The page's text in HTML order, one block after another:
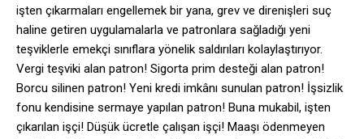
işten çıkarmaları engellemek bir yana, grev ve direnişleri suç
haline getiren uygulamalarla ve patronlara sağladığı yeni
teşviklerle emekçi sınıflara yönelik saldırıları kolaylaştırıyor.
Vergi teşviki alan patron! Sigorta prim desteği alan patron!
Borcu silinen patron! Yeni kredi imkânı sunulan patron! İşsizlik
fonu kendisine sermaye yapılan patron! Buna mukabil, işten
çıkarılan işçi! Düşük ücretle çalışan işçi! Maaşı ödenmeyen